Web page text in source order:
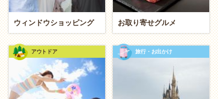
二人で力を合わせて何かを完成させたいカップルへ。
部屋の棚や家具を作る「 DIY」
ベランダで野菜や花を育てる「ガーデニング」
旅のしおりやアルバムを作る「思い出編集」
【プレイ】遊び心
ウィンドウショッピング お取り寄せグルメ
アウトドア 旅行・お出かけ